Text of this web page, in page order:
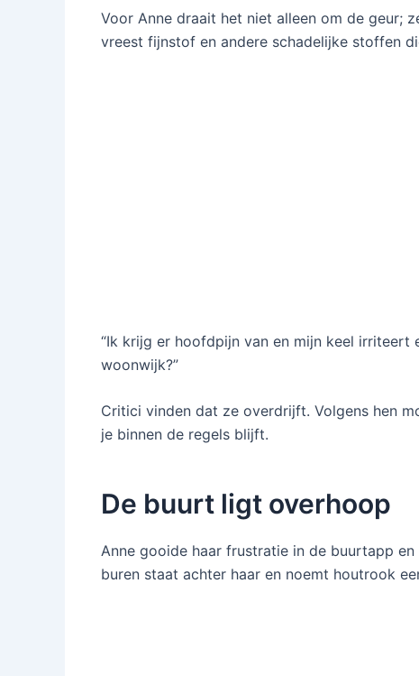
Voor Anne draait het niet alleen om de geur;
vreest fijnstof en andere schadelijke stoffen
“Ik krijg er hoofdpijn van en mijn keel
woonwijk?”
Critici vinden dat ze overdrijft. Volgens hen
je binnen de regels blijft.
De buurt ligt overhoop
Anne gooide haar frustratie in de buurtapp
buren staat achter haar en noemt houtrook